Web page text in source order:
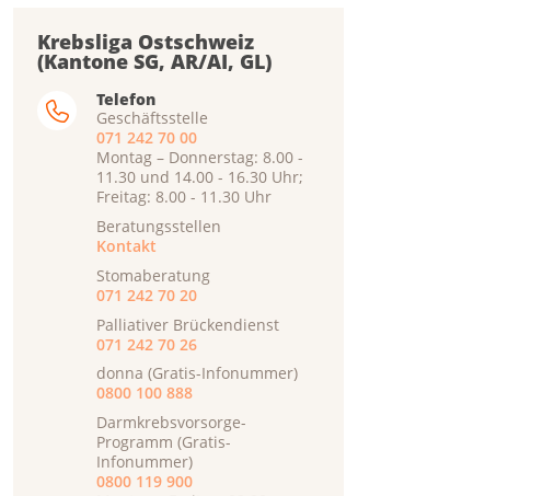
Krebsliga Ostschweiz
(Kantone SG, AR/AI, GL)
Telefon
Geschäftsstelle
071 242 70 00
Montag – Donnerstag: 8.00 -
11.30 und 14.00 - 16.30 Uhr;
Freitag: 8.00 - 11.30 Uhr
Beratungsstellen
Kontakt
Stomaberatung
071 242 70 20
Palliativer Brückendienst
071 242 70 26
donna (Gratis-Infonummer)
0800 100 888
Darmkrebsvorsorge-
Programm (Gratis-
Infonummer)
0800 119 900